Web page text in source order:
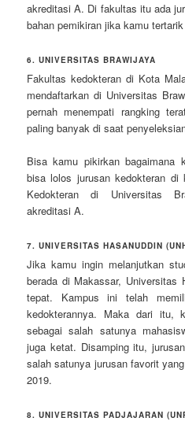
akreditasi A. Di fakultas itu ada
bahan pemikiran jika kamu
6. UNIVERSITAS BRAWIJAYA
Fakultas kedokteran di Kota
mendaftarkan di Universitas
pernah menempati rangking
paling banyak di saat
Bisa kamu pikirkan bagaimana
bisa lolos jurusan kedokteran
Kedokteran di Universitas
akreditasi A.
7. UNIVERSITAS HASANUDDIN
Jika kamu ingin melanjutkan
berada di Makassar, Universitas
tepat. Kampus ini telah
kedokterannya. Maka dari itu,
sebagai salah satunya
juga ketat. Disamping itu,
salah satunya jurusan favorit
2019.
8. UNIVERSITAS PADJAJARAN